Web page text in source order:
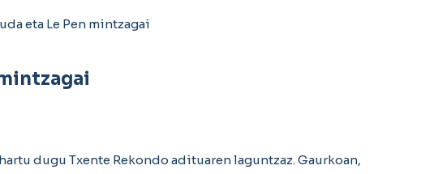
eta Le Pen mintzagai
dugu Txente Rekondo adituaren laguntzaz. Gaurkoan,